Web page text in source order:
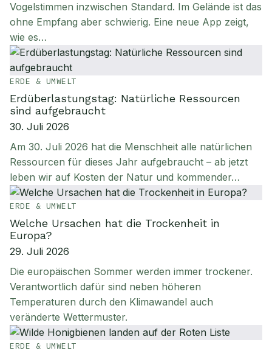
Vogelstimmen inzwischen Standard. Im Gelände ist das
ohne Empfang aber schwierig. Eine neue App zeigt,
wie es…
ERDE & UMWELT
Erdüberlastungstag: Natürliche Ressourcen
sind aufgebraucht
30. Juli 2026
Am 30. Juli 2026 hat die Menschheit alle natürlichen
Ressourcen für dieses Jahr aufgebraucht – ab jetzt
leben wir auf Kosten der Natur und kommender…
ERDE & UMWELT
Welche Ursachen hat die Trockenheit in
Europa?
29. Juli 2026
Die europäischen Sommer werden immer trockener.
Verantwortlich dafür sind neben höheren
Temperaturen durch den Klimawandel auch
veränderte Wettermuster.
ERDE & UMWELT